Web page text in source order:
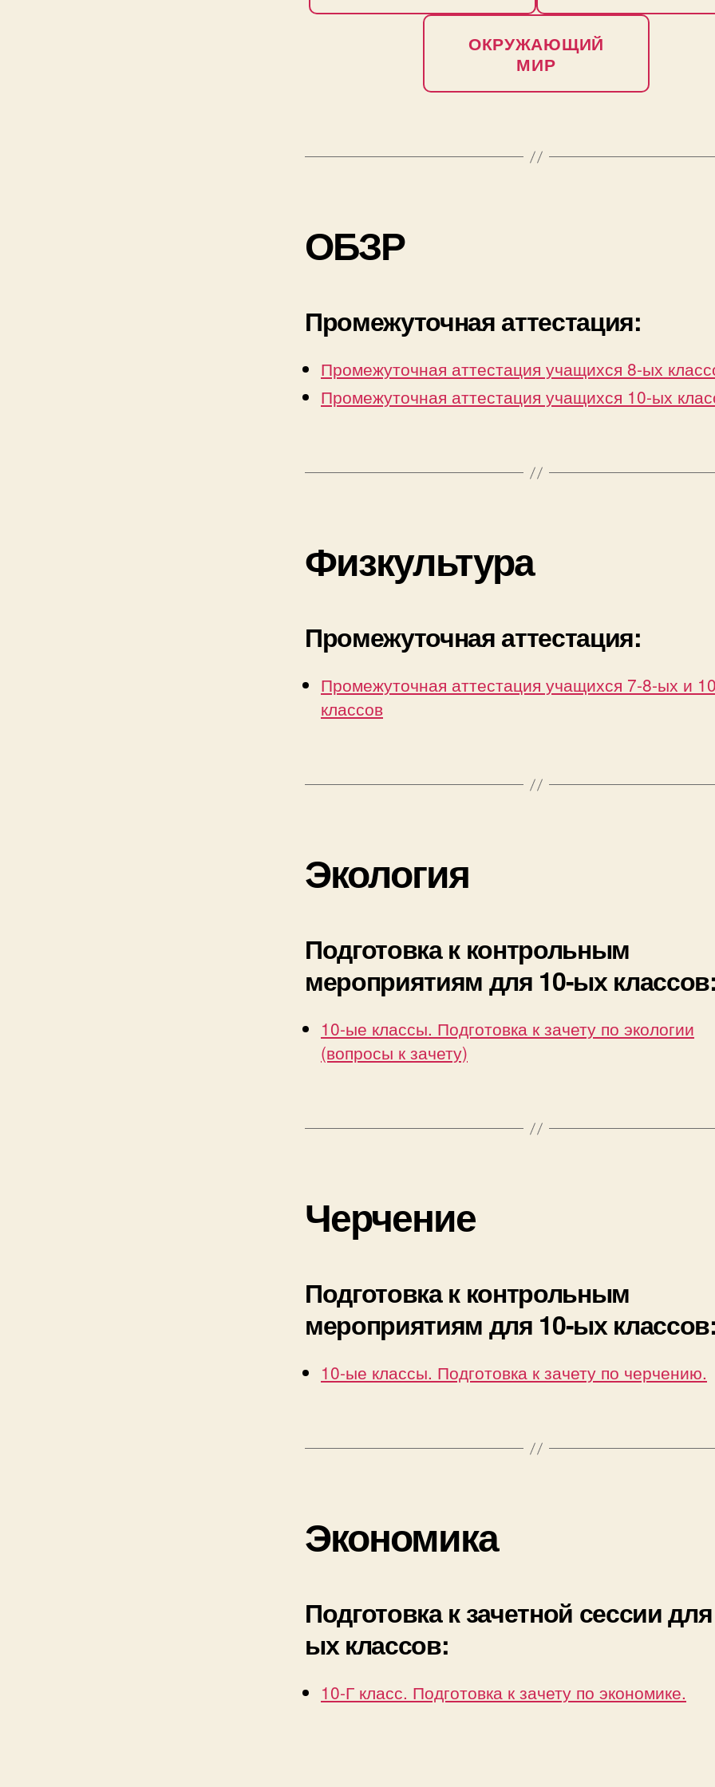
ОКРУЖАЮЩИЙ
МИР
ОБЗР
Промежуточная аттестация:
Промежуточная аттестация учащихся 8-ых
Промежуточная аттестация учащихся 10-ых
Физкультура
Промежуточная аттестация:
Промежуточная аттестация учащихся 7-8-ых и
классов
Экология
Подготовка к контрольным
мероприятиям для 10-ых
10-ые классы. Подготовка к зачету по экологии
(вопросы к зачету)
Черчение
Подготовка к контрольным
мероприятиям для 10-ых
10-ые классы. Подготовка к зачету по черчению.
Экономика
Подготовка к зачетной сессии
ых классов:
10-Г класс. Подготовка к зачету по экономике.